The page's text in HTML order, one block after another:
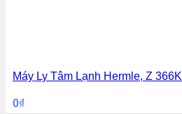
Máy Ly Tâm Lạnh Hermle, Z 366K
0₫